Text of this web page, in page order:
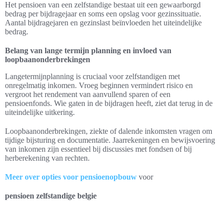
Het pensioen van een zelfstandige bestaat uit een gewaarborgd
bedrag per bijdragejaar en soms een opslag voor gezinssituatie.
Aantal bijdragejaren en gezinslast beïnvloeden het uiteindelijke
bedrag.
Belang van lange termijn planning en invloed van
loopbaanonderbrekingen
Langetermijnplanning is cruciaal voor zelfstandigen met
onregelmatig inkomen. Vroeg beginnen vermindert risico en
vergroot het rendement van aanvullend sparen of een
pensioenfonds. Wie gaten in de bijdragen heeft, ziet dat terug in de
uiteindelijke uitkering.
Loopbaanonderbrekingen, ziekte of dalende inkomsten vragen om
tijdige bijsturing en documentatie. Jaarrekeningen en bewijsvoering
van inkomen zijn essentieel bij discussies met fondsen of bij
herberekening van rechten.
Meer over opties voor pensioenopbouw voor
pensioen zelfstandige belgie